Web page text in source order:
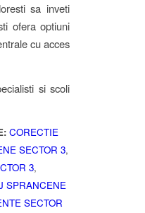
sa inveti
ofera optiuni
cu acces
si scoli
CORECTIE
SECTOR 3,
3,
SPRANCENE
SECTOR